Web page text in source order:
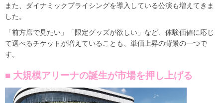
また、ダイナミックプライシングを導入している公演も増えてきま
した。
「前方席で見たい」「限定グッズが欲しい」など、体験価値に応じ
て選べるチケットが増えていることも、単価上昇の背景の一つで
す。
■ 大規模アリーナの誕生が市場を押し上げる